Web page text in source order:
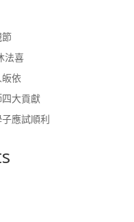
法喜
依
大貢獻
應試順利